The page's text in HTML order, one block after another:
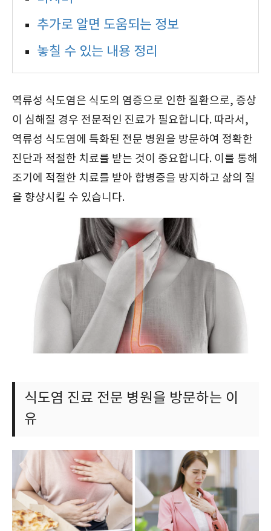
추가로 알면 도움되는 정보
놓칠 수 있는 내용 정리
역류성 식도염은 식도의 염증으로 인한 질환으로, 증상
이 심해질 경우 전문적인 진료가 필요합니다. 따라서,
역류성 식도염에 특화된 전문 병원을 방문하여 정확한
진단과 적절한 치료를 받는 것이 중요합니다. 이를 통해
조기에 적절한 치료를 받아 합병증을 방지하고 삶의 질
을 향상시킬 수 있습니다.
식도염 진료 전문 병원을 방문하는 이
유